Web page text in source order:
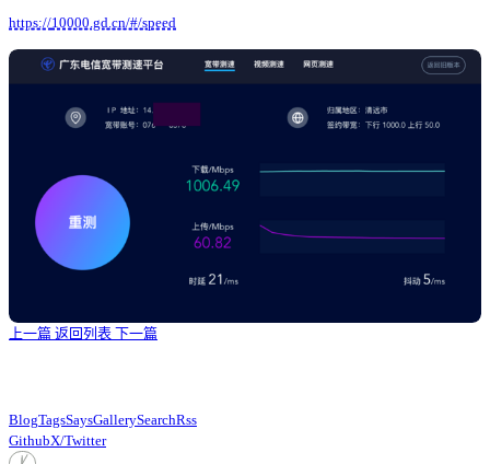
https://10000.gd.cn/#/speed
上一篇 返回列表 下一篇
BlogTagsSaysGallerySearchRss
GithubX/Twitter